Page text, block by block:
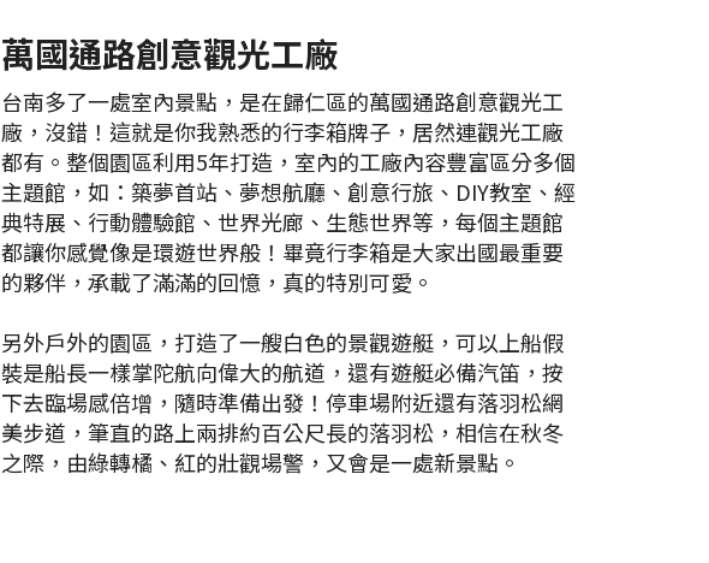
萬國通路創意觀光工廠
台南多了一處室內景點，是在歸仁區的萬國通路創意觀光工
廠，沒錯！這就是你我熟悉的行李箱牌子，居然連觀光工廠
都有。整個園區利用5年打造，室內的工廠內容豐富區分多個
主題館，如：築夢首站、夢想航廳、創意行旅、DIY教室、經
典特展、行動體驗館、世界光廊、生態世界等，每個主題館
都讓你感覺像是環遊世界般！畢竟行李箱是大家出國最重要
的夥伴，承載了滿滿的回憶，真的特別可愛。
另外戶外的園區，打造了一艘白色的景觀遊艇，可以上船假
裝是船長一樣掌陀航向偉大的航道，還有遊艇必備汽笛，按
下去臨場感倍增，隨時準備出發！停車場附近還有落羽松網
美步道，筆直的路上兩排約百公尺長的落羽松，相信在秋冬
之際，由綠轉橘、紅的壯觀場警，又會是一處新景點。